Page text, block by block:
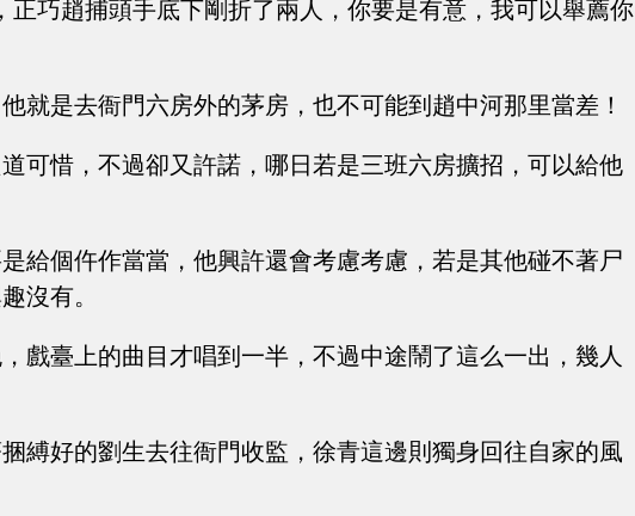
正巧趙捕頭手底下剛折了兩人，你要是有意，我可以舉薦你
就是去衙門六房外的茅房，也不可能到趙中河那里當差！
可惜，不過卻又許諾，哪日若是三班六房擴招，可以給他
給個仵作當當，他興許還會考慮考慮，若是其他碰不著尸
沒有。
戲臺上的曲目才唱到一半，不過中途鬧了這么一出，幾人
縛好的劉生去往衙門收監，徐青這邊則獨身回往自家的風